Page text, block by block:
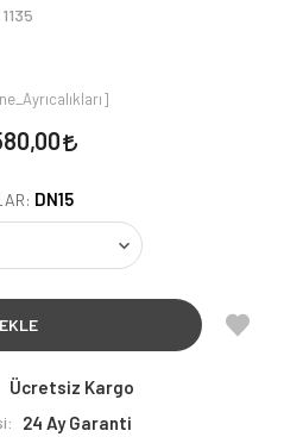
1135
DN15
Ücretsiz Kargo
24 Ay Garanti